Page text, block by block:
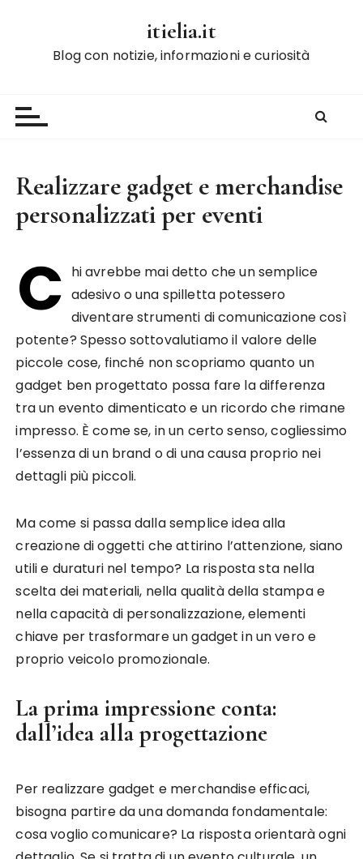
itielia.it
Blog con notizie, informazioni e curiosità
Realizzare gadget e merchandise
personalizzati per eventi
C hi avrebbe mai detto che un semplice
adesivo o una spilletta potessero
diventare strumenti di comunicazione così
potente? Spesso sottovalutiamo il valore delle
piccole cose, finché non scopriamo quanto un
gadget ben progettato possa fare la differenza
tra un evento dimenticato e un ricordo che rimane
impresso. È come se, in un certo senso, cogliessimo
l’essenza di un brand o di una causa proprio nei
dettagli più piccoli.
Ma come si passa dalla semplice idea alla
creazione di oggetti che attirino l’attenzione, siano
utili e duraturi nel tempo? La risposta sta nella
scelta dei materiali, nella qualità della stampa e
nella capacità di personalizzazione, elementi
chiave per trasformare un gadget in un vero e
proprio veicolo promozionale.
La prima impressione conta:
dall’idea alla progettazione
Per realizzare gadget e merchandise efficaci,
bisogna partire da una domanda fondamentale:
cosa voglio comunicare? La risposta orientarà ogni